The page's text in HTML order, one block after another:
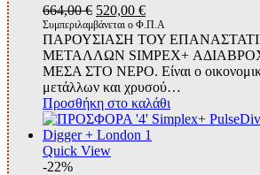
664,00€ Original
price
was:
664,00 €.
520,00 €Η
τρέχουσα
τιμή
είναι:
520,00 €.
Συμπεριλαμβάνεται ο Φ.Π.Α
ΠΑΡΟΥΣΙΑΣΗ ΤΟΥ
ΜΕΤΑΛΛΩΝ SIMPEX+
ΜΕΣΑ ΣΤΟ ΝΕΡΟ. Είναι ο
μετάλλων και χρυσού…
Προσθήκη στο καλάθι
Quick View
-22%